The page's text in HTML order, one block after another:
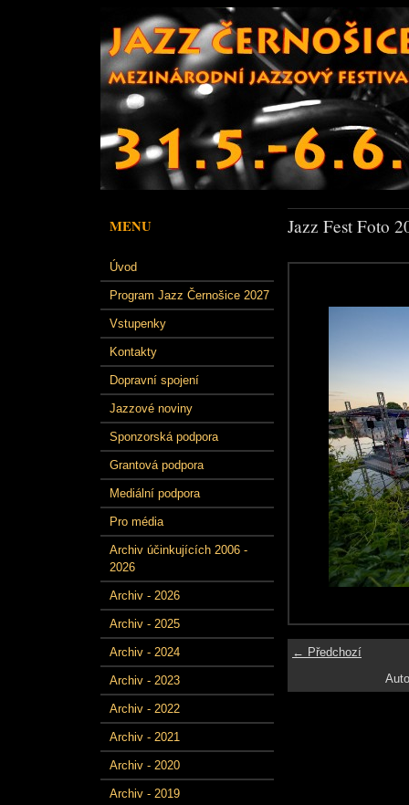
MENU
Úvod
Program Jazz Černošice 2027
Vstupenky
Kontakty
Dopravní spojení
Jazzové noviny
Sponzorská podpora
Grantová podpora
Mediální podpora
Pro média
Archiv účinkujících 2006 -
2026
Archiv - 2026
Archiv - 2025
Archiv - 2024
Archiv - 2023
Archiv - 2022
Archiv - 2021
Archiv - 2020
Archiv - 2019
Jazz Fest Foto
← Předchozí